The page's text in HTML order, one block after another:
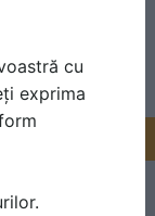
cu
exprima